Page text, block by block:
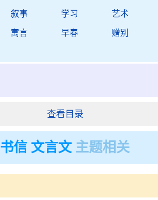
叙事 学习 艺术
寓言 早春 赠别
查看目录
书信 文言文 主题相关